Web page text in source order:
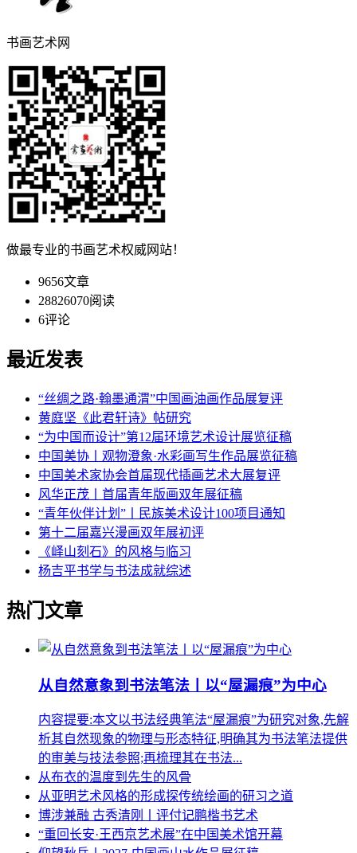
书画艺术网
做最专业的书画艺术权威网站！
9656文章
28826070阅读
6评论
最近发表
“丝绸之路·翰墨通渭”中国画油画作品展复评
黄庭坚《此君轩诗》帖研究
“为中国而设计”第12届环境艺术设计展览征稿
中国美协丨观物澄象·水彩画写生作品展览征稿
中国美术家协会首届现代插画艺术大展复评
风华正茂丨首届青年版画双年展征稿
“青年伙伴计划”丨民族美术设计100项目通知
第十二届嘉兴漫画双年展初评
《峄山刻石》的风格与临习
杨吉平书学与书法成就综述
热门文章
从自然意象到书法笔法丨以“屋漏痕”为中心
内容提要:本文以书法经典笔法“屋漏痕”为研究对象,先解
析其自然现象的物理与形态特征,明确其为书法笔法提供
的审美与技法参照;再梳理其在书法...
从布衣的温度到先生的风骨
从亚明艺术风格的形成探传统绘画的研习之道
博涉兼融 古秀清刚丨评付记鹏楷书艺术
“重回长安·王西京艺术展”在中国美术馆开幕